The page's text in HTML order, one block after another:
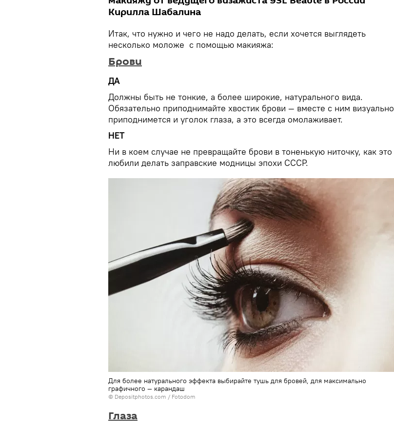
Кирилла Шабалина
Итак, что нужно и чего не надо делать, если хочется выглядеть
несколько моложе с помощью макияжа:
Брови
ДА
Должны быть не тонкие, а более широкие, натурального вида.
Обязательно приподнимайте хвостик брови — вместе с ним визуально
приподнимется и уголок глаза, а это всегда омолаживает.
НЕТ
Ни в коем случае не превращайте брови в тоненькую ниточку, как это
любили делать заправские модницы эпохи СССР.
Для более натурального эффекта выбирайте тушь для бровей, для максимально
графичного — карандаш
© Depositphotos.com / Fotodom
Глаза